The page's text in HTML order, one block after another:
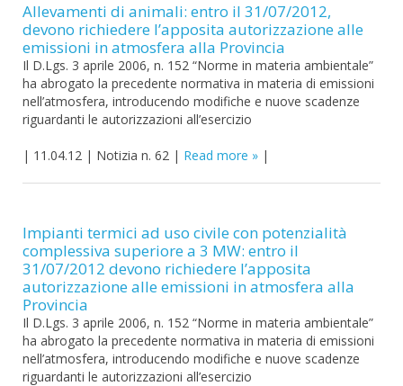
Allevamenti di animali: entro il 31/07/2012,
devono richiedere l’apposita autorizzazione alle
emissioni in atmosfera alla Provincia
Il D.Lgs. 3 aprile 2006, n. 152 “Norme in materia ambientale”
ha abrogato la precedente normativa in materia di emissioni
nell’atmosfera, introducendo modifiche e nuove scadenze
riguardanti le autorizzazioni all’esercizio
| 11.04.12 | Notizia n. 62 | Read more |
Impianti termici ad uso civile con potenzialità
complessiva superiore a 3 MW: entro il
31/07/2012 devono richiedere l’apposita
autorizzazione alle emissioni in atmosfera alla
Provincia
Il D.Lgs. 3 aprile 2006, n. 152 “Norme in materia ambientale”
ha abrogato la precedente normativa in materia di emissioni
nell’atmosfera, introducendo modifiche e nuove scadenze
riguardanti le autorizzazioni all’esercizio